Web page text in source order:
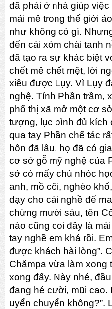
đã phải ở nhà giúp việc
mải mê trong thế giới
như không có gì.
đến cái xóm chài tanh
đã tạo ra sự khác biệt
chết mê chết mệt, lời
xiêu được Lụy. Vì Lụy
nghệ. Tính Phần trầm,
phố thị xã mở một cơ
tượng, lục bình đủ kích
qua tay Phần chế tác
hôn đã lâu, họ đã có
cơ sở gỗ mỹ nghệ của
sở có mấy chú nhóc
anh, mồ côi, nghèo
dạy cho cái nghề để
chừng mười sáu, tên
nào cũng coi đây là
tay nghề em khá rồi.
được khách hài lòng”.
Chămpa vừa làm xong
xong đấy. Này nhé,
đang hé cười, mũi cao.
uyển chuyển không?”.